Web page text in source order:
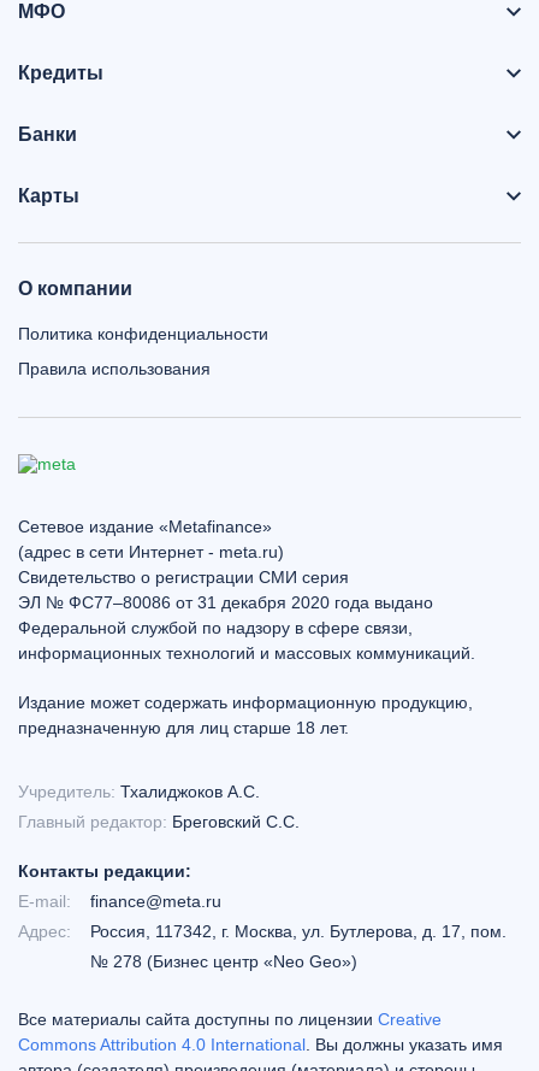
МФО
Кредиты
Банки
Карты
О компании
Политика конфиденциальности
Правила использования
Сетевое издание «Metafinance»
(адрес в сети Интернет - meta.ru)
Свидетельство о регистрации СМИ серия
ЭЛ № ФС77–80086 от 31 декабря 2020 года выдано
Федеральной службой по надзору в сфере связи,
информационных технологий и массовых коммуникаций.
Издание может содержать информационную продукцию,
предназначенную для лиц старше 18 лет.
Учредитель: Тхалиджоков А.С.
Главный редактор: Бреговский С.С.
Контакты редакции:
E-mail:
finance@meta.ru
Адрес:
Россия, 117342, г. Москва, ул. Бутлерова, д. 17, пом.
№ 278 (Бизнес центр «Neo Geo»)
Все материалы сайта доступны по лицензии Creative
Commons Attribution 4.0 International . Вы должны указать имя